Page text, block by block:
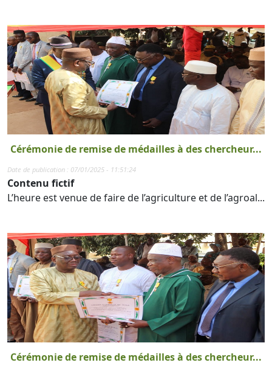
Cérémonie de remise de médailles à des chercheur...
Date de publication : 07/01/2025 - 11:51:24
Contenu fictif
L’heure est venue de faire de l’agriculture et de l’agroal...
Cérémonie de remise de médailles à des chercheur...